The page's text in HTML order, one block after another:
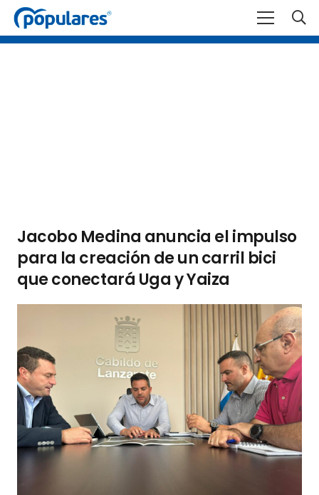
Jacobo Medina anuncia el impulso
para la creación de un carril bici
que conectará Uga y Yaiza